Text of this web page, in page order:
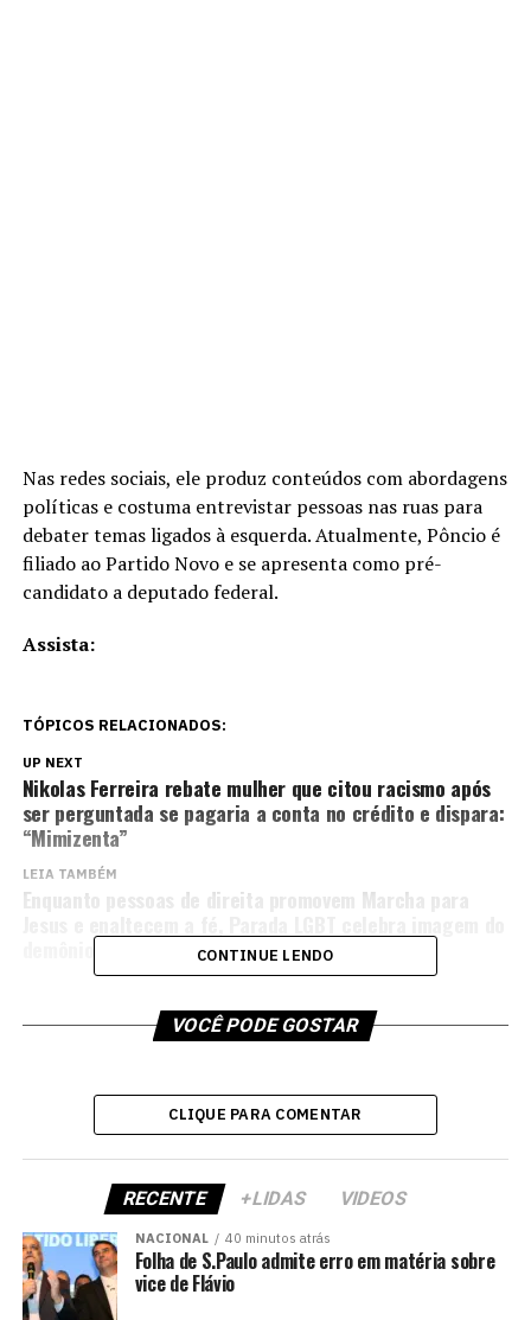
Nas redes sociais, ele produz conteúdos com abordagens
políticas e costuma entrevistar pessoas nas ruas para
debater temas ligados à esquerda. Atualmente, Pôncio é
filiado ao Partido Novo e se apresenta como pré-
candidato a deputado federal.
Assista:
TÓPICOS RELACIONADOS:
UP NEXT
Nikolas Ferreira rebate mulher que citou racismo após
ser perguntada se pagaria a conta no crédito e dispara:
“Mimizenta”
LEIA TAMBÉM
Enquanto pessoas de direita promovem Marcha para
demônio
CONTINUE LENDO
VOCÊ PODE GOSTAR
CLIQUE PARA COMENTAR
RECENTE +LIDAS VIDEOS
NACIONAL 40 minutos atrás
Folha de S.Paulo admite erro em matéria sobre
vice de Flávio